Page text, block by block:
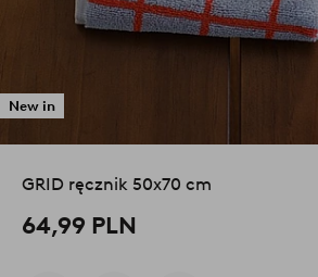
New in
GRID ręcznik 50x70 cm
64,99 PLN